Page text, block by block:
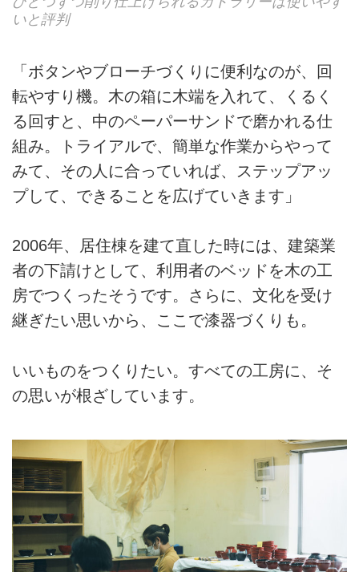
いと評判
「ボタンやブローチづくりに便利なのが、回
転やすり機。木の箱に木端を入れて、くるく
る回すと、中のペーパーサンドで磨かれる仕
組み。トライアルで、簡単な作業からやって
みて、その人に合っていれば、ステップアッ
プして、できることを広げていきます」
2006年、居住棟を建て直した時には、建築業
者の下請けとして、利用者のベッドを木の工
房でつくったそうです。さらに、文化を受け
継ぎたい思いから、ここで漆器づくりも。
いいものをつくりたい。すべての工房に、そ
の思いが根ざしています。